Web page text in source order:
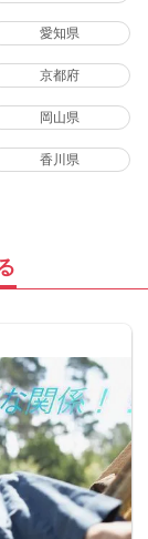
愛知県
京都府
岡山県
香川県